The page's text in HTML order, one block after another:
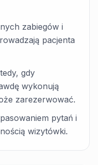
zabiegów i
pacjenta
gdy
wykonują
zarezerwować.
pytań i
wizytówki.